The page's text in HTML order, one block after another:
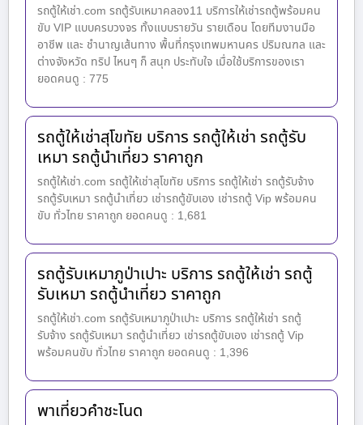
รถตู้ให้เช่า.com รถตู้รับเหมาคลอง11 บริการให้เช่ารถตู้พร้อมคน
ขับ VIP แบบครบวงจร ทั้งแบบรายวัน รายเดือน โดยทีมงานมือ
อาชีพ และ ชำนาญเส้นทาง พื้นที่กรุงเทพมหานคร ปริมณฑล และ
ต่างจังหวัด ทริป ไหนๆ ก็ สนุก ประทับใจ เมื่อใช้บริการของเรา
ยอดคนดู : 775
รถตู้ให้เช่าสุโขทัย บริการ รถตู้ให้เช่า รถตู้รับ
เหมา รถตู้นำเที่ยว ราคาถูก
รถตู้ให้เช่า.com รถตู้ให้เช่าสุโขทัย บริการ รถตู้ให้เช่า รถตู้รับจ้าง
รถตู้รับเหมา รถตู้นำเที่ยว เช่ารถตู้ขับเอง เช่ารถตู้ Vip พร้อมคน
ขับ ทั่วไทย ราคาถูก ยอดคนดู : 1,681
รถตู้รับเหมาภูป่าเปาะ บริการ รถตู้ให้เช่า รถตู้
รับเหมา รถตู้นำเที่ยว ราคาถูก
รถตู้ให้เช่า.com รถตู้รับเหมาภูป่าเปาะ บริการ รถตู้ให้เช่า รถตู้
รับจ้าง รถตู้รับเหมา รถตู้นำเที่ยว เช่ารถตู้ขับเอง เช่ารถตู้ Vip
พร้อมคนขับ ทั่วไทย ราคาถูก ยอดคนดู : 1,396
พาเที่ยวคำชะโนด